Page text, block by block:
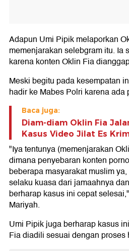
Adapun Umi Pipik melaporkan
memenjarakan selebgram itu. Ia
karena konten Oklin Fia
Meski begitu pada kesempatan
hadir ke Mabes Polri karena ada
Baca juga:
Diam-diam Oklin Fia
Kasus Video Jilat Es
"Iya tentunya (memenjarakan
dimana penyebaran konten
beberapa masyarakat muslim
selaku kuasa dari jamaahnya
berharap kasus ini cepat
Mariyah.
Umi Pipik juga berharap kasus
Fia diadili sesuai dengan proses